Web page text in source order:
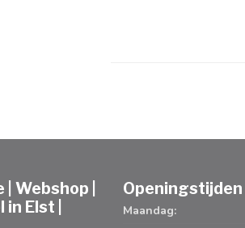
Webshop |
Elst |
Openingstijden
Maandag: